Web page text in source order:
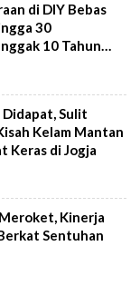
di DIY Bebas
30
10 Tahun
Sulit
Kelam Mantan
Keras di Jogja
Kinerja
Sentuhan